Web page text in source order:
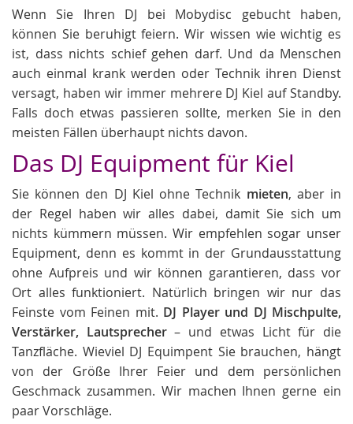
Wenn Sie Ihren DJ bei Mobydisc gebucht haben,
können Sie beruhigt feiern. Wir wissen wie wichtig es
ist, dass nichts schief gehen darf. Und da Menschen
auch einmal krank werden oder Technik ihren Dienst
versagt, haben wir immer mehrere DJ Kiel auf Standby.
Falls doch etwas passieren sollte, merken Sie in den
meisten Fällen überhaupt nichts davon.
Das DJ Equipment für Kiel
Sie können den DJ Kiel ohne Technik mieten, aber in
der Regel haben wir alles dabei, damit Sie sich um
nichts kümmern müssen. Wir empfehlen sogar unser
Equipment, denn es kommt in der Grundausstattung
ohne Aufpreis und wir können garantieren, dass vor
Ort alles funktioniert. Natürlich bringen wir nur das
Feinste vom Feinen mit. DJ Player und DJ Mischpulte,
Verstärker, Lautsprecher– und etwas Licht für die
Tanzfläche. Wieviel DJ Equimpent Sie brauchen, hängt
von der Größe Ihrer Feier und dem persönlichen
Geschmack zusammen. Wir machen Ihnen gerne ein
paar Vorschläge.